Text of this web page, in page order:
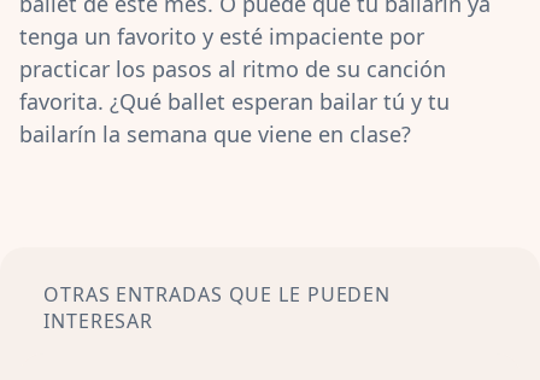
tenga un favorito y esté impaciente por
practicar los pasos al ritmo de su canción
favorita. ¿Qué ballet esperan bailar tú y tu
bailarín la semana que viene en clase?
OTRAS ENTRADAS QUE LE PUEDEN
INTERESAR